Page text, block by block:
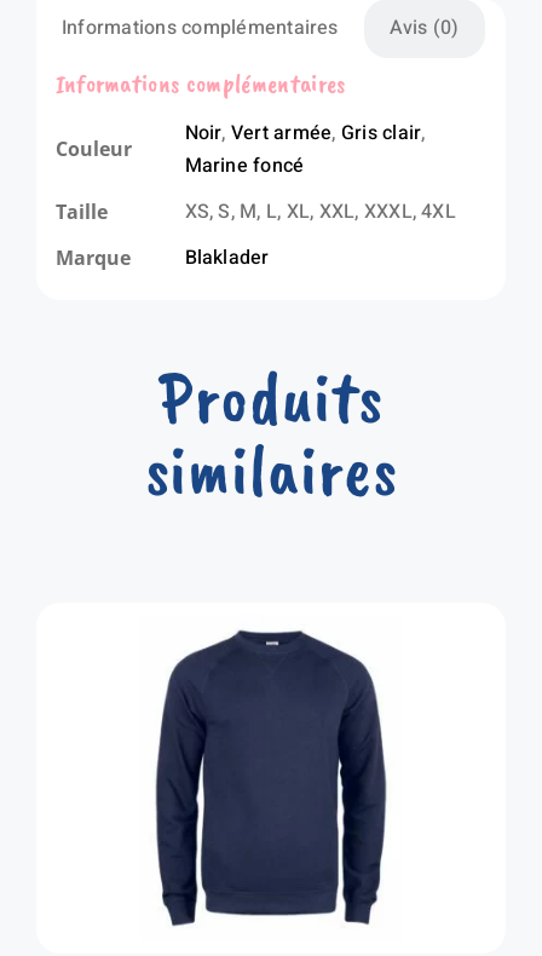
Informations complémentaires Avis (0)
Informations complémentaires
Couleur
Noir, Vert armée, Gris clair,
Marine foncé
Taille XS, S, M, L, XL, XXL, XXXL, 4XL
Marque Blaklader
Produits
similaires